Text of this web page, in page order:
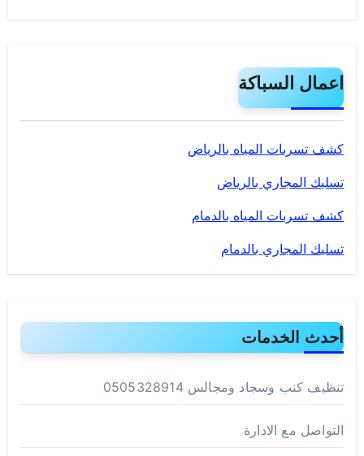
اعمال السباكة
كشف تسربات المياه بالرياض
تسليك المجاري بالرياض
كشف تسربات المياه بالدمام
تسليك المجاري بالدمام
أحدث الخدمات
تنظيف كنب وسجاد ومجالس 0505328914
التواصل مع الادارة